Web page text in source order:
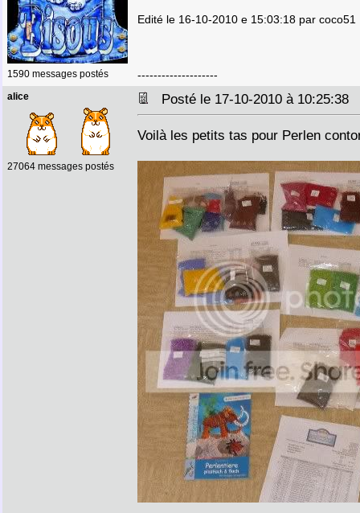
1590 messages postés
Edité le 16-10-2010 e 15:03:18 par coco51
--------------------
alice
27064 messages postés
Posté le 17-10-2010 à 10:25:38
Voilà les petits tas pour Perlen